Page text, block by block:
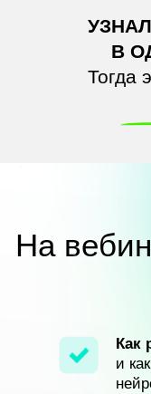
В
Тогда
На
Как
и